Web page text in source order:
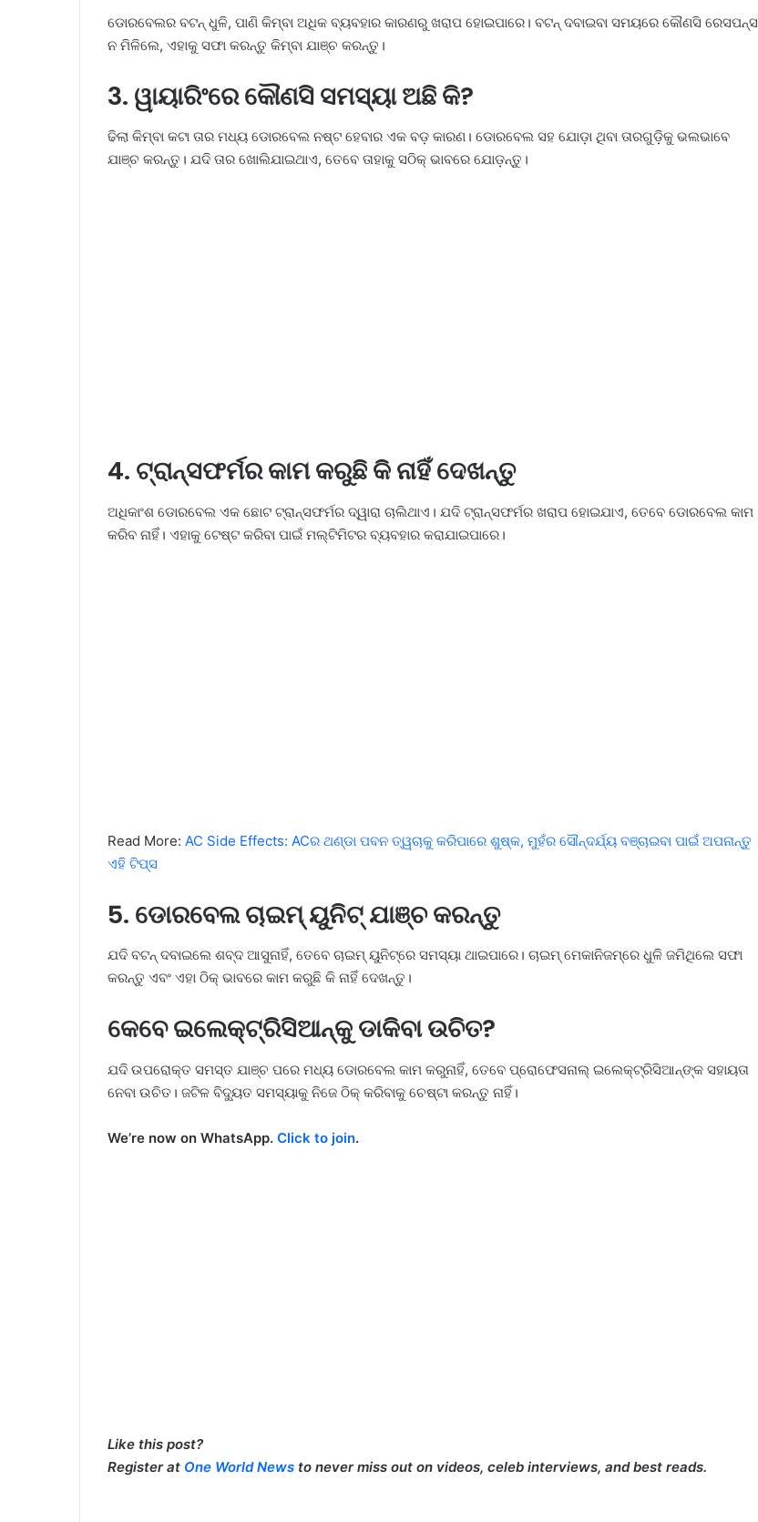
ଡୋରବେଲର ବଟନ୍ ଧୁଳି, ପାଣି କିମ୍ବା ଅଧିକ ବ୍ୟବହାର କାରଣରୁ ଖରାପ ହୋଇପାରେ। ବଟନ୍ ଦବାଇବା ସମୟରେ କୌଣସି ରେସପନ୍ସ
ନ ମିଳିଲେ, ଏହାକୁ ସଫା କରନ୍ତୁ କିମ୍ବା ଯାଞ୍ଚ କରନ୍ତୁ।
3. ୱାୟାରିଂରେ କୌଣସି ସମସ୍ୟା ଅଛି କି?
ଢିଲା କିମ୍ବା କଟା ତାର ମଧ୍ୟ ଡୋରବେଲ ନଷ୍ଟ ହେବାର ଏକ ବଡ଼ କାରଣ। ଡୋରବେଲ ସହ ଯୋଡ଼ା ଥିବା ତାରଗୁଡ଼ିକୁ ଭଲଭାବେ
ଯାଞ୍ଚ କରନ୍ତୁ। ଯଦି ତାର ଖୋଲିଯାଇଥାଏ, ତେବେ ତାହାକୁ ସଠିକ୍ ଭାବରେ ଯୋଡ଼ନ୍ତୁ।
4. ଟ୍ରାନ୍ସଫର୍ମର କାମ କରୁଛି କି ନାହିଁ ଦେଖନ୍ତୁ
ଅଧିକାଂଶ ଡୋରବେଲ ଏକ ଛୋଟ ଟ୍ରାନ୍ସଫର୍ମର ଦ୍ୱାରା ଚାଲିଥାଏ। ଯଦି ଟ୍ରାନ୍ସଫର୍ମର ଖରାପ ହୋଇଯାଏ, ତେବେ ଡୋରବେଲ କାମ
କରିବ ନାହିଁ। ଏହାକୁ ଟେଷ୍ଟ କରିବା ପାଇଁ ମଲ୍ଟିମିଟର ବ୍ୟବହାର କରାଯାଇପାରେ।
Read More: AC Side Effects: ACର ଥଣ୍ଡା ପବନ ତ୍ୱଚାକୁ କରିପାରେ ଶୁଷ୍କ, ମୁହଁର ସୌନ୍ଦର୍ଯ୍ୟ ବଞ୍ଚାଇବା ପାଇଁ ଅପନାନ୍ତୁ
ଏହି ଟିପ୍ସ
5. ଡୋରବେଲ ଚାଇମ୍ ୟୁନିଟ୍ ଯାଞ୍ଚ କରନ୍ତୁ
ଯଦି ବଟନ୍ ଦବାଇଲେ ଶବ୍ଦ ଆସୁନାହିଁ, ତେବେ ଚାଇମ୍ ୟୁନିଟ୍‌ରେ ସମସ୍ୟା ଥାଇପାରେ। ଚାଇମ୍ ମେକାନିଜମ୍‌ରେ ଧୁଳି ଜମିଥିଲେ ସଫା
କରନ୍ତୁ ଏବଂ ଏହା ଠିକ୍ ଭାବରେ କାମ କରୁଛି କି ନାହିଁ ଦେଖନ୍ତୁ।
କେବେ ଇଲେକ୍ଟ୍ରିସିଆନ୍‌କୁ ଡାକିବା ଉଚିତ?
ଯଦି ଉପରୋକ୍ତ ସମସ୍ତ ଯାଞ୍ଚ ପରେ ମଧ୍ୟ ଡୋରବେଲ କାମ କରୁନାହିଁ, ତେବେ ପ୍ରୋଫେସନାଲ୍ ଇଲେକ୍ଟ୍ରିସିଆନ୍‌ଙ୍କ ସହାୟତା
ନେବା ଉଚିତ। ଜଟିଳ ବିଦ୍ୟୁତ ସମସ୍ୟାକୁ ନିଜେ ଠିକ୍ କରିବାକୁ ଚେଷ୍ଟା କରନ୍ତୁ ନାହିଁ।
We’re now on WhatsApp. Click to join.
Like this post?
Register at One World News to never miss out on videos, celeb interviews, and best reads.